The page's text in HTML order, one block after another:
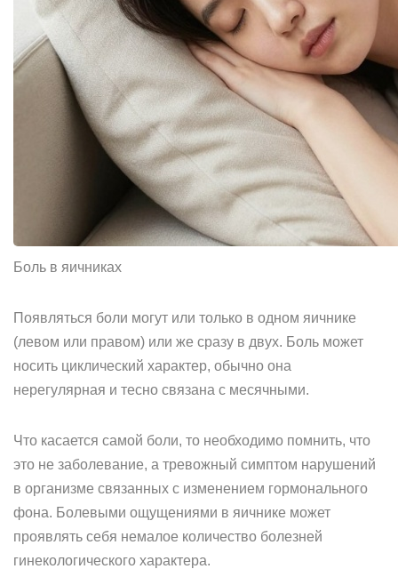
Боль в яичниках
Появляться боли могут или только в одном яичнике
(левом или правом) или же сразу в двух. Боль может
носить циклический характер, обычно она
нерегулярная и тесно связана с месячными.
Что касается самой боли, то необходимо помнить, что
это не заболевание, а тревожный симптом нарушений
в организме связанных с изменением гормонального
фона. Болевыми ощущениями в яичнике может
проявлять себя немалое количество болезней
гинекологического характера.